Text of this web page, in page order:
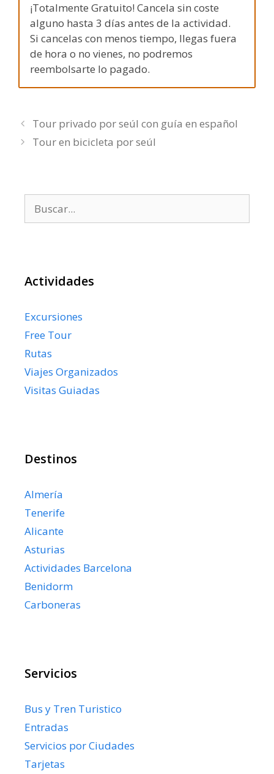
¡Totalmente Gratuito! Cancela sin coste
alguno hasta 3 días antes de la actividad.
Si cancelas con menos tiempo, llegas fuera
de hora o no vienes, no podremos
reembolsarte lo pagado.
Tour privado por seúl con guía en español
Tour en bicicleta por seúl
Actividades
Excursiones
Free Tour
Rutas
Viajes Organizados
Visitas Guiadas
Destinos
Almería
Tenerife
Alicante
Asturias
Actividades Barcelona
Benidorm
Carboneras
Servicios
Bus y Tren Turistico
Entradas
Servicios por Ciudades
Tarjetas